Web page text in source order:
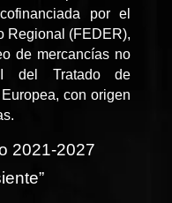
por el
Regional (FEDER),
de mercancías no
del Tratado de
con origen
2021-2027